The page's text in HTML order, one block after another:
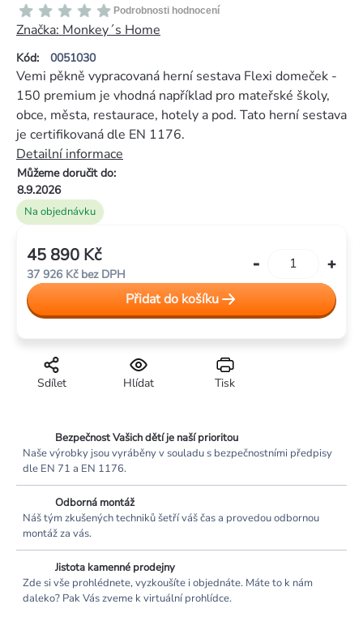
Kód: 0051030
Průměrné
hodnocení
produktu
je
0,0
5
hvězdiček.
Podrobnosti hodnocení
Značka: Monkey´s Home
Na objednávku
Můžeme doručit do:
8.9.2026
Vemi pěkně vypracovaná herní sestava Flexi domeček -
150 premium je vhodná například pro mateřské školy,
obce, města, restaurace, hotely a pod. Tato herní sestava
je certifikovaná dle EN 1176.
Detailní informace
Tisk
Hlídat
Sdílet
45 890 Kč
37 926 Kč bez DPH
Měrná
cena:
Přidat do košíku
Bezpečnost Vašich dětí je naší prioritou
Naše výrobky jsou vyráběny v souladu s bezpečnostními předpisy
dle EN 71 a EN 1176.
Odborná montáž
Náš tým zkušených techniků šetří váš čas a provedou odbornou
montáž za vás.
Jistota kamenné prodejny
Zde si vše prohlédnete, vyzkoušíte i objednáte. Máte to k nám
daleko? Pak Vás zveme k virtuální prohlídce.